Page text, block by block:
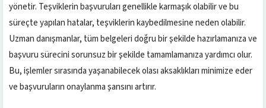
yönetir. Teşviklerin başvuruları genellikle karmaşık olabilir ve bu
süreçte yapılan hatalar, teşviklerin kaybedilmesine neden olabilir.
Uzman danışmanlar, tüm belgeleri doğru bir şekilde hazırlamanıza ve
başvuru sürecini sorunsuz bir şekilde tamamlamanıza yardımcı olur.
Bu, işlemler sırasında yaşanabilecek olası aksaklıkları minimize eder
ve başvuruların onaylanma şansını artırır.